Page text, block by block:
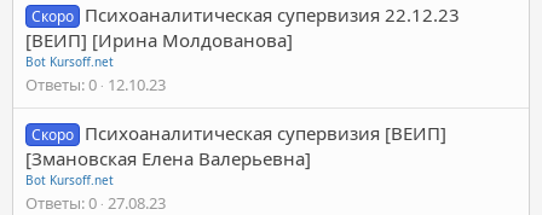
Скоро Психоаналитическая супервизия 22.12.23
[ВЕИП] [Ирина Молдованова]
Bot Kursoff.net
Ответы 0 12.10.23
Скоро Психоаналитическая супервизия [ВЕИП]
[Змановская Елена Валерьевна]
Bot Kursoff.net
Ответы 0 27.08.23